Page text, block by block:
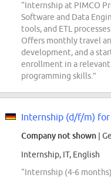
“Internship at PIMCO
Software and Data
tools, and ETL
Offers monthly travel
development, and a
enrollment in a
programming skills.”
Company not shown |
Internship, IT, English
“Internship (4-6